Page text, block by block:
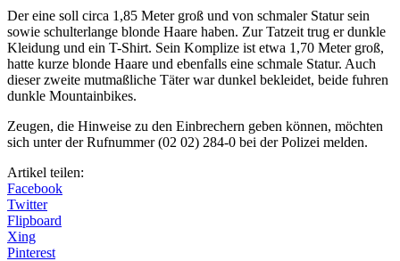
Der eine soll circa 1,85 Meter groß und von schmaler Statur sein
sowie schulterlange blonde Haare haben. Zur Tatzeit trug er dunkle
Kleidung und ein T-Shirt. Sein Komplize ist etwa 1,70 Meter groß,
hatte kurze blonde Haare und ebenfalls eine schmale Statur. Auch
dieser zweite mutmaßliche Täter war dunkel bekleidet, beide fuhren
dunkle Mountainbikes.
Zeugen, die Hinweise zu den Einbrechern geben können, möchten
sich unter der Rufnummer (02 02) 284-0 bei der Polizei melden.
Artikel teilen:
Facebook
Twitter
Flipboard
Xing
Pinterest